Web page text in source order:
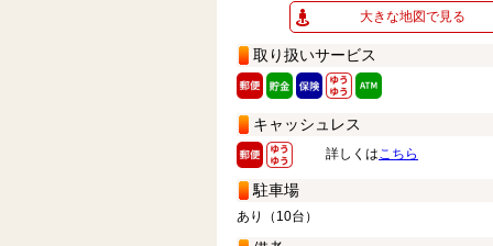
大きな地図で見る
取り扱いサービス
キャッシュレス
詳しくはこちら
駐車場
あり（10台）